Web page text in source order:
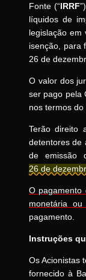
Fonte (“IRRF
líquidos de
legislação em
isenção, para
26 de
O valor dos
ser pago pela
nos termos
Terão direito
detentores de
de emissão
26 de
O pagamento
monetária ou
pagamento.
Instruções
Os Acionistas
fornecido à